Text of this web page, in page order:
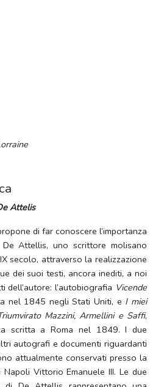
Attelis
di far conoscere l’importanza
Attellis, uno scrittore molisano
secolo, attraverso la realizzazione
dei suoi testi, ancora inediti, a noi
dell’autore: l’autobiografia Vicende
nel 1845 negli Stati Uniti, e I miei
Mazzini, Armellini e Saffi,
scritta a Roma nel 1849. I due
autografi e documenti riguardanti
attualmente conservati presso la
Vittorio Emanuele III. Le due